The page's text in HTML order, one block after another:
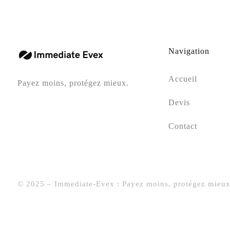
Payez moins, protégez mieux.
Navigation
Accueil
Devis
Contact
© 2025 – Immediate-Evex : Payez moins, protégez